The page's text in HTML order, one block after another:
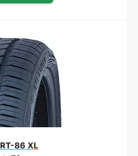
86 XL